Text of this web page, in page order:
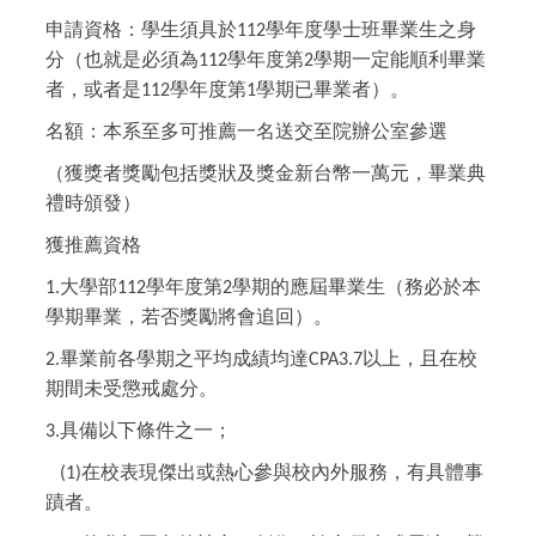
申請資格：學生須具於112學年度學士班畢業生之身
分（也就是必須為112學年度第2學期一定能順利畢業
者，或者是112學年度第1學期已畢業者）。
名額：本系至多可推薦一名送交至院辦公室參選
（獲獎者獎勵包括獎狀及獎金新台幣一萬元，畢業典
禮時頒發）
獲推薦資格
1.大學部112學年度第2學期的應屆畢業生（務必於本
學期畢業，若否獎勵將會追回）。
2.畢業前各學期之平均成績均達CPA3.7以上，且在校
期間未受懲戒處分。
3.具備以下條件之一；
(1)在校表現傑出或熱心參與校內外服務，有具體事
蹟者。